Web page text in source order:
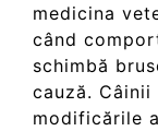
medicina
când
schimbă
cauză.
modificările